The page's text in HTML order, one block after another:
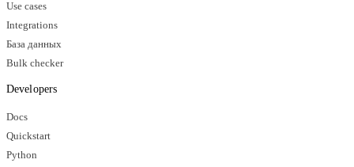
Use cases
Integrations
База данных
Bulk checker
Developers
Docs
Quickstart
Python